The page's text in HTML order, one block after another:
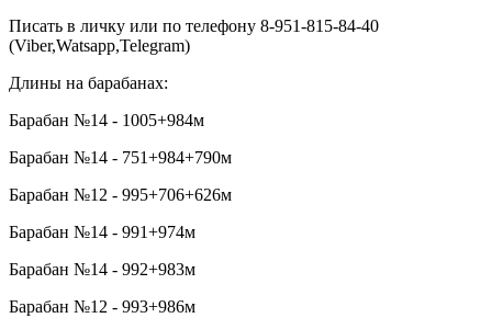
Писать в личку или по телефону 8-951-815-84-40
(Viber,Watsapp,Telegram)
Длины на барабанах:
Барабан №14 - 1005+984м
Барабан №14 - 751+984+790м
Барабан №12 - 995+706+626м
Барабан №14 - 991+974м
Барабан №14 - 992+983м
Барабан №12 - 993+986м